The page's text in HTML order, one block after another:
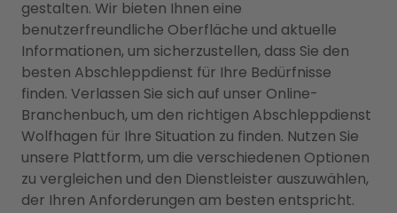
gestalten. Wir bieten Ihnen eine
benutzerfreundliche Oberfläche und aktuelle
Informationen, um sicherzustellen, dass Sie den
besten Abschleppdienst für Ihre Bedürfnisse
finden. Verlassen Sie sich auf unser Online-
Branchenbuch, um den richtigen Abschleppdienst
Wolfhagen für Ihre Situation zu finden. Nutzen Sie
unsere Plattform, um die verschiedenen Optionen
zu vergleichen und den Dienstleister auszuwählen,
der Ihren Anforderungen am besten entspricht.